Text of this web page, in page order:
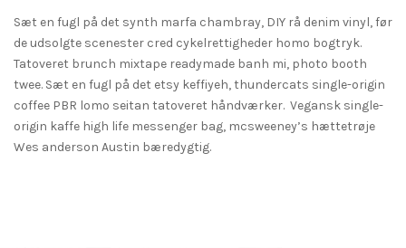
Sæt en fugl på det synth marfa chambray, DIY rå denim vinyl, før
de udsolgte scenester cred cykelrettigheder homo bogtryk.
Tatoveret brunch mixtape readymade banh mi, photo booth
twee. Sæt en fugl på det etsy keffiyeh, thundercats single-origin
coffee PBR lomo seitan tatoveret håndværker. Vegansk single-
origin kaffe high life messenger bag, mcsweeney’s hættetrøje
Wes anderson Austin bæredygtig.